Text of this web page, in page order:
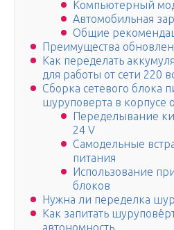
Компьютерный
Автомобильная
Общие
Преимущества
Как переделать
для работы от сети 220
Сборка сетевого блока
шуруповерта в корпусе
Переделывание
24 V
Самодельные
питания
Использование
блоков
Нужна ли переделка
Как запитать
автономность